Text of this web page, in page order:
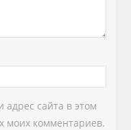
сайта в этом
моих комментариев.